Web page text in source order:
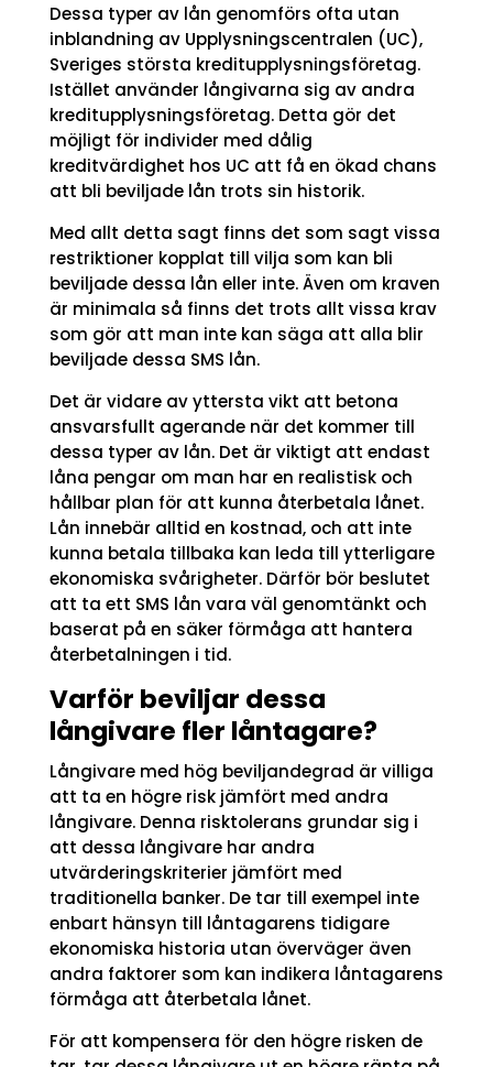
Dessa typer av lån genomförs ofta utan
inblandning av Upplysningscentralen (UC),
Sveriges största kreditupplysningsföretag.
Istället använder långivarna sig av andra
kreditupplysningsföretag. Detta gör det
möjligt för individer med dålig
kreditvärdighet hos UC att få en ökad chans
att bli beviljade lån trots sin historik.
Med allt detta sagt finns det som sagt vissa
restriktioner kopplat till vilja som kan bli
beviljade dessa lån eller inte. Även om kraven
är minimala så finns det trots allt vissa krav
som gör att man inte kan säga att alla blir
beviljade dessa SMS lån.
Det är vidare av yttersta vikt att betona
ansvarsfullt agerande när det kommer till
dessa typer av lån. Det är viktigt att endast
låna pengar om man har en realistisk och
hållbar plan för att kunna återbetala lånet.
Lån innebär alltid en kostnad, och att inte
kunna betala tillbaka kan leda till ytterligare
ekonomiska svårigheter. Därför bör beslutet
att ta ett SMS lån vara väl genomtänkt och
baserat på en säker förmåga att hantera
återbetalningen i tid.
Varför beviljar dessa
långivare fler låntagare?
Långivare med hög beviljandegrad är villiga
att ta en högre risk jämfört med andra
långivare. Denna risktolerans grundar sig i
att dessa långivare har andra
utvärderingskriterier jämfört med
traditionella banker. De tar till exempel inte
enbart hänsyn till låntagarens tidigare
ekonomiska historia utan överväger även
andra faktorer som kan indikera låntagarens
förmåga att återbetala lånet.
För att kompensera för den högre risken de